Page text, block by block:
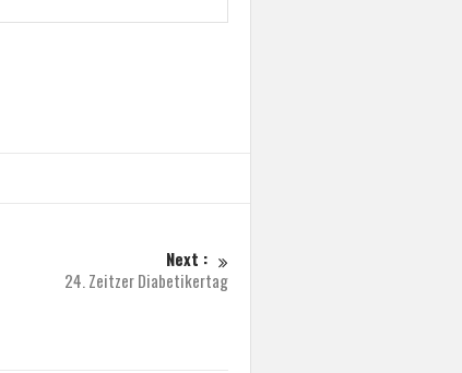
Next :
24. Zeitzer Diabetikertag